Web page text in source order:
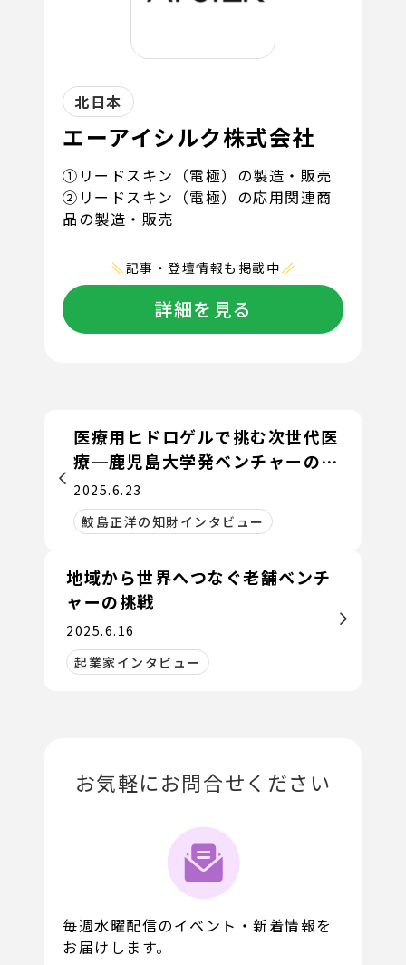
北日本
エーアイシルク株式会社
①リードスキン（電極）の製造・販売
②リードスキン（電極）の応用関連商
品の製造・販売
記事・登壇情報も掲載中
詳細を見る
医療用ヒドロゲルで挑む次世代医
療─鹿児島大学発ベンチャーの知
財戦略と展望
2025.6.23
鮫島正洋の知財インタビュー
地域から世界へつなぐ老舗ベンチ
ャーの挑戦
2025.6.16
起業家インタビュー
お気軽にお問合せください
毎週水曜配信のイベント・新着情報を
お届けします。